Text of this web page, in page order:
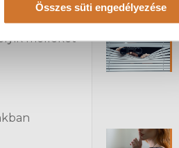
Összes süti engedélyezése
le a kagylót
melléket